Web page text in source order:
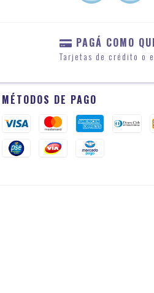
PAGÁ COMO
Tarjetas de crédito o
MÉTODOS DE PAGO